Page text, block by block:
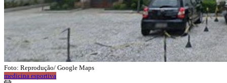
Foto: Reprodução/ Google Maps
medicina esportiva